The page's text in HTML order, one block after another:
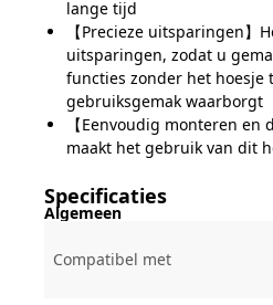
lange tijd
【Precieze uitsparingen
uitsparingen, zodat u
functies zonder het
gebruiksgemak waarborgt
【Eenvoudig monteren
maakt het gebruik van dit
Specificaties
Algemeen
Compatibel met